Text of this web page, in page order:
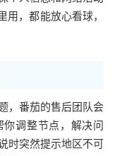
用，都能放心看球，
，番茄的售后团队会
调整节点，解决问
时突然提示地区不可